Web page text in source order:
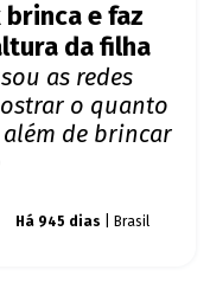
brinca e faz
da filha
as redes
o quanto
de brincar
Há 945 dias | Brasil